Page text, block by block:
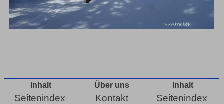
Inhalt
Seitenindex
Über uns
Kontakt
Inhalt
Seitenindex